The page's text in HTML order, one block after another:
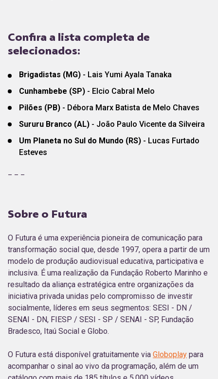
Confira a lista completa de
selecionados:
Brigadistas (MG) - Lais Yumi Ayala Tanaka
Cunhambebe (SP) - Elcio Cabral Melo
Pilões (PB) - Débora Marx Batista de Melo Chaves
Sururu Branco (AL) - João Paulo Vicente da Silveira
Um Planeta no Sul do Mundo (RS) - Lucas Furtado
Esteves
Sobre o Futura
O Futura é uma experiência pioneira de comunicação para
transformação social que, desde 1997, opera a partir de um
modelo de produção audiovisual educativa, participativa e
inclusiva. É uma realização da Fundação Roberto Marinho e
resultado da aliança estratégica entre organizações da
iniciativa privada unidas pelo compromisso de investir
socialmente, líderes em seus segmentos: SESI - DN /
SENAI - DN, FIESP / SESI - SP / SENAI - SP, Fundação
Bradesco, Itaú Social e Globo.
O Futura está disponível gratuitamente via Globoplay para
acompanhar o sinal ao vivo da programação, além de um